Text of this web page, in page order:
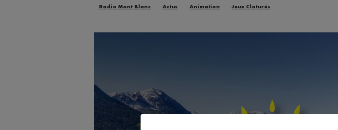
Radio Mont Blanc Actus Animation Jeux Cloturés